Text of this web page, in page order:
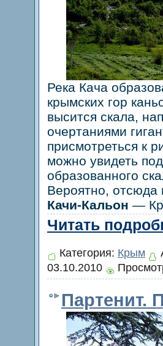
Река Кача
крымских гор
высится скала,
очертаниями
присмотреться к
можно увидеть
образованного
Вероятно, отсюда
Качи-Кальон —
Читать
Категория: Крым
03.10.2010
Партенит.